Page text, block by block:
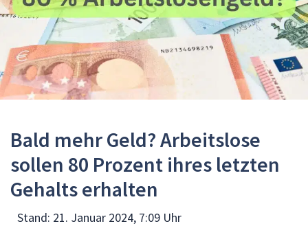
Bald mehr Geld? Arbeitslose
sollen 80 Prozent ihres letzten
Gehalts erhalten
Stand: 21. Januar 2024, 7:09 Uhr